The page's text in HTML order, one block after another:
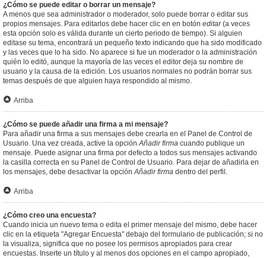
¿Cómo se puede editar o borrar un mensaje?
A menos que sea administrador o moderador, solo puede borrar o editar sus
propios mensajes. Para editarlos debe hacer clic en en botón editar(a veces
esta opción solo es válida durante un cierto periodo de tiempo). Si alguien
editase su tema, encontrará un pequeño texto indicando que ha sido modificado
y las veces que lo ha sido. No aparece si fue un moderador o la administración
quién lo editó, aunque la mayoría de las veces el editor deja su nombre de
usuario y la causa de la edición. Los usuarios normales no podrán borrar sus
temas después de que alguien haya respondido al mismo.
Arriba
¿Cómo se puede añadir una firma a mi mensaje?
Para añadir una firma a sus mensajes debe crearla en el Panel de Control de
Usuario. Una vez creada, active la opciónAñadir firma cuando publique un
mensaje. Puede asignar una firma por defecto a todos sus mensajes activando
la casilla correcta en su Panel de Control de Usuario. Para dejar de añadirla en
los mensajes, debe desactivar la opciónAñadir firma dentro del perfil.
Arriba
¿Cómo creo una encuesta?
Cuando inicia un nuevo tema o edita el primer mensaje del mismo, debe hacer
clic en la etiqueta "Agregar Encuesta" debajo del formulario de publicación; si no
la visualiza, significa que no posee los permisos apropiados para crear
encuestas. Inserte un título y al menos dos opciones en el campo apropiado,